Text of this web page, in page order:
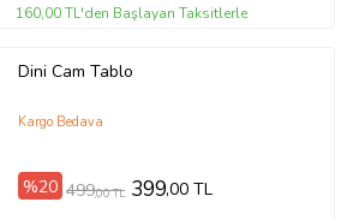
160,00 TL'den Başlayan Taksitlerle
Dini Cam Tablo
Kargo Bedava
%20 499,00 TL 399,00 TL